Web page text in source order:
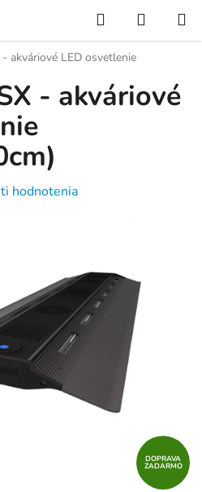
Hľadať
KOŠÍK
akváriové LED osvetlenie
- akváriové
hodnotenia
DOPRAVA
ZADARMO